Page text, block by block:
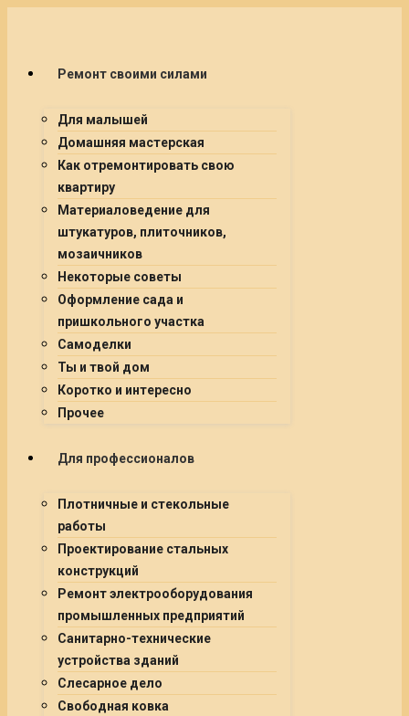
Ремонт своими силами
Для малышей
Домашняя мастерская
Как отремонтировать свою
квартиру
Материаловедение для
штукатуров, плиточников,
мозаичников
Некоторые советы
Оформление сада и
пришкольного участка
Самоделки
Ты и твой дом
Коротко и интересно
Прочее
Для профессионалов
Плотничные и стекольные
работы
Проектирование стальных
конструкций
Ремонт электрооборудования
промышленных предприятий
Санитарно-технические
устройства зданий
Слесарное дело
Свободная ковка